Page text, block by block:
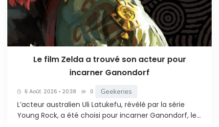
Le film Zelda a trouvé son acteur pour
incarner Ganondorf
6 Août. 2026 • 20:38 0 Geekeries
L’acteur australien Uli Latukefu, révélé par la série
Young Rock, a été choisi pour incarner Ganondorf, le...